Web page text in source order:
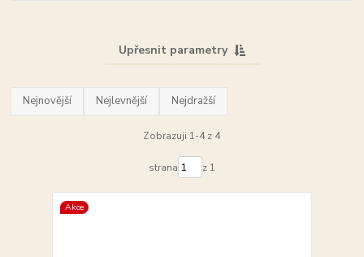
Upřesnit parametry
Nejnovější Nejlevnější Nejdražší
Zobrazuji 1-4 z 4
strana z 1
Akce